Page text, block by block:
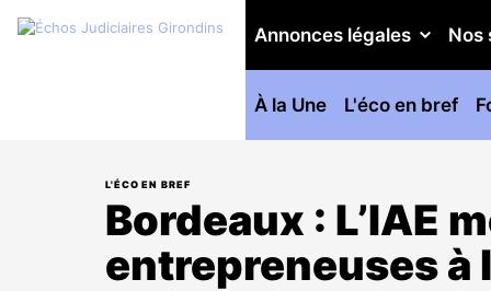
Annonces légales Nos
À la Une L'éco en bref
L'ÉCO EN BREF
Bordeaux : L’IAE
entrepreneuses à